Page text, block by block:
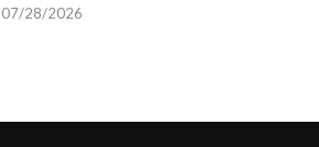
07/28/2026